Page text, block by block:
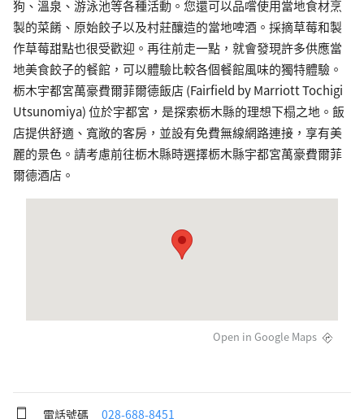
狗、溫泉、游泳池等各種活動。您還可以品嚐使用當地食材烹
製的菜餚、原始餃子以及村莊釀造的當地啤酒。採摘草莓和製
作草莓甜點也很受歡迎。再往前走一點，就會發現許多供應當
地美食餃子的餐館，可以體驗比較各個餐館風味的獨特體驗。
栃木宇都宮萬豪費爾菲爾德飯店 (Fairfield by Marriott Tochigi
Utsunomiya) 位於宇都宮，是探索栃木縣的理想下榻之地。飯
店提供舒適、寬敞的客房，並設有免費無線網路連接，享有美
麗的景色。請考慮前往栃木縣時選擇栃木縣宇都宮萬豪費爾菲
爾德酒店。
Open in Google Maps
電話號碼 028-688-8451